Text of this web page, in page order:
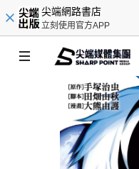
尖端網路書店
立刻使用官方APP